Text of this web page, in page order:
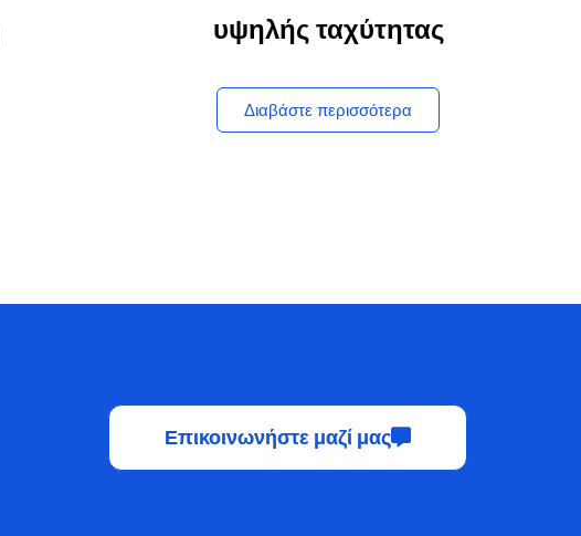
υψηλής ταχύτητας
Διαβάστε περισσότερα
Επικοινωνήστε μαζί μας